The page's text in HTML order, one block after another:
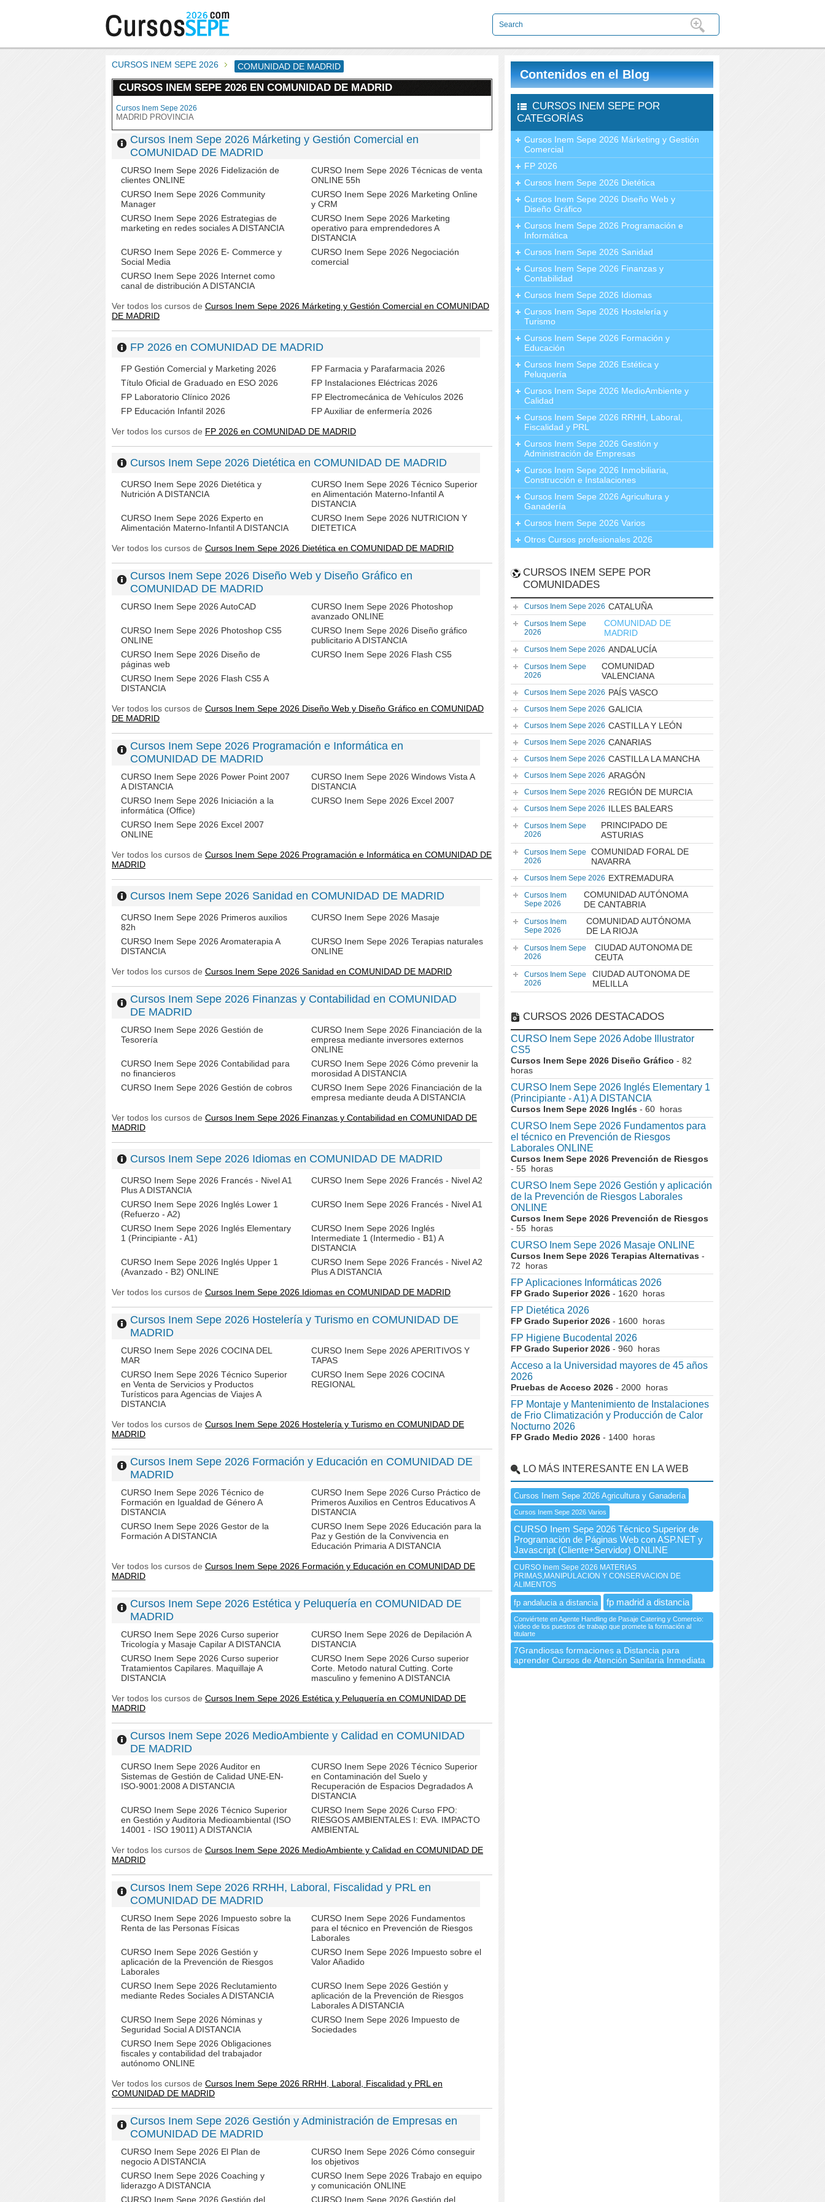
CURSOS INEM SEPE 2026 COMUNIDAD DE MADRID
CURSOS INEM SEPE 2026 EN COMUNIDAD DE MADRID
Cursos Inem Sepe 2026
MADRID PROVINCIA
Cursos Inem Sepe 2026 Márketing y Gestión Comercial en
COMUNIDAD DE MADRID
CURSO Inem Sepe 2026 Fidelización de
clientes ONLINE
CURSO Inem Sepe 2026 Técnicas de venta
ONLINE 55h
CURSO Inem Sepe 2026 Community
Manager
CURSO Inem Sepe 2026 Marketing Online
y CRM
CURSO Inem Sepe 2026 Estrategias de
marketing en redes sociales A DISTANCIA
CURSO Inem Sepe 2026 Marketing
operativo para emprendedores A
DISTANCIA
CURSO Inem Sepe 2026 E- Commerce y
Social Media
CURSO Inem Sepe 2026 Negociación
comercial
CURSO Inem Sepe 2026 Internet como
canal de distribución A DISTANCIA
Ver todos los cursos de Cursos Inem Sepe 2026 Márketing y Gestión Comercial en COMUNIDAD
DE MADRID
FP 2026 en COMUNIDAD DE MADRID
FP Gestión Comercial y Marketing 2026
FP Farmacia y Parafarmacia 2026
Título Oficial de Graduado en ESO 2026
FP Instalaciones Eléctricas 2026
FP Laboratorio Clínico 2026
FP Electromecánica de Vehículos 2026
FP Educación Infantil 2026
FP Auxiliar de enfermería 2026
Ver todos los cursos de FP 2026 en COMUNIDAD DE MADRID
Cursos Inem Sepe 2026 Dietética en COMUNIDAD DE MADRID
CURSO Inem Sepe 2026 Dietética y
Nutrición A DISTANCIA
CURSO Inem Sepe 2026 Técnico Superior
en Alimentación Materno-Infantil A
DISTANCIA
CURSO Inem Sepe 2026 Experto en
Alimentación Materno-Infantil A DISTANCIA
CURSO Inem Sepe 2026 NUTRICION Y
DIETETICA
Ver todos los cursos de Cursos Inem Sepe 2026 Dietética en COMUNIDAD DE MADRID
Cursos Inem Sepe 2026 Diseño Web y Diseño Gráfico en
COMUNIDAD DE MADRID
CURSO Inem Sepe 2026 AutoCAD
CURSO Inem Sepe 2026 Photoshop
avanzado ONLINE
CURSO Inem Sepe 2026 Photoshop CS5
ONLINE
CURSO Inem Sepe 2026 Diseño gráfico
publicitario A DISTANCIA
CURSO Inem Sepe 2026 Diseño de
páginas web
CURSO Inem Sepe 2026 Flash CS5
CURSO Inem Sepe 2026 Flash CS5 A
DISTANCIA
Ver todos los cursos de Cursos Inem Sepe 2026 Diseño Web y Diseño Gráfico en COMUNIDAD
DE MADRID
Cursos Inem Sepe 2026 Programación e Informática en
COMUNIDAD DE MADRID
CURSO Inem Sepe 2026 Power Point 2007
A DISTANCIA
CURSO Inem Sepe 2026 Windows Vista A
DISTANCIA
CURSO Inem Sepe 2026 Iniciación a la
informática (Office)
CURSO Inem Sepe 2026 Excel 2007
CURSO Inem Sepe 2026 Excel 2007
ONLINE
Ver todos los cursos de Cursos Inem Sepe 2026 Programación e Informática en COMUNIDAD DE
MADRID
Cursos Inem Sepe 2026 Sanidad en COMUNIDAD DE MADRID
CURSO Inem Sepe 2026 Primeros auxilios
82h
CURSO Inem Sepe 2026 Masaje
CURSO Inem Sepe 2026 Aromaterapia A
DISTANCIA
CURSO Inem Sepe 2026 Terapias naturales
ONLINE
Ver todos los cursos de Cursos Inem Sepe 2026 Sanidad en COMUNIDAD DE MADRID
Cursos Inem Sepe 2026 Finanzas y Contabilidad en COMUNIDAD
DE MADRID
CURSO Inem Sepe 2026 Gestión de
Tesorería
CURSO Inem Sepe 2026 Financiación de la
empresa mediante inversores externos
ONLINE
CURSO Inem Sepe 2026 Contabilidad para
no financieros
CURSO Inem Sepe 2026 Cómo prevenir la
morosidad A DISTANCIA
CURSO Inem Sepe 2026 Gestión de cobros
CURSO Inem Sepe 2026 Financiación de la
empresa mediante deuda A DISTANCIA
Ver todos los cursos de Cursos Inem Sepe 2026 Finanzas y Contabilidad en COMUNIDAD DE
MADRID
Cursos Inem Sepe 2026 Idiomas en COMUNIDAD DE MADRID
CURSO Inem Sepe 2026 Francés - Nivel A1
Plus A DISTANCIA
CURSO Inem Sepe 2026 Francés - Nivel A2
CURSO Inem Sepe 2026 Inglés Lower 1
(Refuerzo - A2)
CURSO Inem Sepe 2026 Francés - Nivel A1
CURSO Inem Sepe 2026 Inglés Elementary
1 (Principiante - A1)
CURSO Inem Sepe 2026 Inglés
Intermediate 1 (Intermedio - B1) A
DISTANCIA
CURSO Inem Sepe 2026 Inglés Upper 1
(Avanzado - B2) ONLINE
CURSO Inem Sepe 2026 Francés - Nivel A2
Plus A DISTANCIA
Ver todos los cursos de Cursos Inem Sepe 2026 Idiomas en COMUNIDAD DE MADRID
Cursos Inem Sepe 2026 Hostelería y Turismo en COMUNIDAD DE
MADRID
CURSO Inem Sepe 2026 COCINA DEL
MAR
CURSO Inem Sepe 2026 APERITIVOS Y
TAPAS
CURSO Inem Sepe 2026 Técnico Superior
en Venta de Servicios y Productos
Turísticos para Agencias de Viajes A
DISTANCIA
CURSO Inem Sepe 2026 COCINA
REGIONAL
Ver todos los cursos de Cursos Inem Sepe 2026 Hostelería y Turismo en COMUNIDAD DE
MADRID
Cursos Inem Sepe 2026 Formación y Educación en COMUNIDAD DE
MADRID
CURSO Inem Sepe 2026 Técnico de
Formación en Igualdad de Género A
DISTANCIA
CURSO Inem Sepe 2026 Curso Práctico de
Primeros Auxilios en Centros Educativos A
DISTANCIA
CURSO Inem Sepe 2026 Gestor de la
Formación A DISTANCIA
CURSO Inem Sepe 2026 Educación para la
Paz y Gestión de la Convivencia en
Educación Primaria A DISTANCIA
Ver todos los cursos de Cursos Inem Sepe 2026 Formación y Educación en COMUNIDAD DE
MADRID
Cursos Inem Sepe 2026 Estética y Peluquería en COMUNIDAD DE
MADRID
CURSO Inem Sepe 2026 Curso superior
Tricología y Masaje Capilar A DISTANCIA
CURSO Inem Sepe 2026 de Depilación A
DISTANCIA
CURSO Inem Sepe 2026 Curso superior
Tratamientos Capilares. Maquillaje A
DISTANCIA
CURSO Inem Sepe 2026 Curso superior
Corte. Metodo natural Cutting. Corte
masculino y femenino A DISTANCIA
Ver todos los cursos de Cursos Inem Sepe 2026 Estética y Peluquería en COMUNIDAD DE
MADRID
Cursos Inem Sepe 2026 MedioAmbiente y Calidad en COMUNIDAD
DE MADRID
CURSO Inem Sepe 2026 Auditor en
Sistemas de Gestión de Calidad UNE-EN-
ISO-9001:2008 A DISTANCIA
CURSO Inem Sepe 2026 Técnico Superior
en Contaminación del Suelo y
Recuperación de Espacios Degradados A
DISTANCIA
CURSO Inem Sepe 2026 Técnico Superior
en Gestión y Auditoria Medioambiental (ISO
14001 - ISO 19011) A DISTANCIA
CURSO Inem Sepe 2026 Curso FPO:
RIESGOS AMBIENTALES I: EVA. IMPACTO
AMBIENTAL
Ver todos los cursos de Cursos Inem Sepe 2026 MedioAmbiente y Calidad en COMUNIDAD DE
MADRID
Cursos Inem Sepe 2026 RRHH, Laboral, Fiscalidad y PRL en
COMUNIDAD DE MADRID
CURSO Inem Sepe 2026 Impuesto sobre la
Renta de las Personas Físicas
CURSO Inem Sepe 2026 Fundamentos
para el técnico en Prevención de Riesgos
Laborales
CURSO Inem Sepe 2026 Gestión y
aplicación de la Prevención de Riesgos
Laborales
CURSO Inem Sepe 2026 Impuesto sobre el
Valor Añadido
CURSO Inem Sepe 2026 Reclutamiento
mediante Redes Sociales A DISTANCIA
CURSO Inem Sepe 2026 Gestión y
aplicación de la Prevención de Riesgos
Laborales A DISTANCIA
CURSO Inem Sepe 2026 Nóminas y
Seguridad Social A DISTANCIA
CURSO Inem Sepe 2026 Impuesto de
Sociedades
CURSO Inem Sepe 2026 Obligaciones
fiscales y contabilidad del trabajador
autónomo ONLINE
Ver todos los cursos de Cursos Inem Sepe 2026 RRHH, Laboral, Fiscalidad y PRL en
COMUNIDAD DE MADRID
Cursos Inem Sepe 2026 Gestión y Administración de Empresas en
COMUNIDAD DE MADRID
CURSO Inem Sepe 2026 El Plan de
negocio A DISTANCIA
CURSO Inem Sepe 2026 Cómo conseguir
los objetivos
CURSO Inem Sepe 2026 Coaching y
liderazgo A DISTANCIA
CURSO Inem Sepe 2026 Trabajo en equipo
y comunicación ONLINE
CURSO Inem Sepe 2026 Gestión del
CURSO Inem Sepe 2026 Gestión del
Contenidos en el Blog
CURSOS INEM SEPE POR
CATEGORÍAS
Cursos Inem Sepe 2026 Márketing y Gestión
Comercial
FP 2026
Cursos Inem Sepe 2026 Dietética
Cursos Inem Sepe 2026 Diseño Web y
Diseño Gráfico
Cursos Inem Sepe 2026 Programación e
Informática
Cursos Inem Sepe 2026 Sanidad
Cursos Inem Sepe 2026 Finanzas y
Contabilidad
Cursos Inem Sepe 2026 Idiomas
Cursos Inem Sepe 2026 Hostelería y
Turismo
Cursos Inem Sepe 2026 Formación y
Educación
Cursos Inem Sepe 2026 Estética y
Peluquería
Cursos Inem Sepe 2026 MedioAmbiente y
Calidad
Cursos Inem Sepe 2026 RRHH, Laboral,
Fiscalidad y PRL
Cursos Inem Sepe 2026 Gestión y
Administración de Empresas
Cursos Inem Sepe 2026 Inmobiliaria,
Construcción e Instalaciones
Cursos Inem Sepe 2026 Agricultura y
Ganadería
Cursos Inem Sepe 2026 Varios
Otros Cursos profesionales 2026
CURSOS INEM SEPE POR
COMUNIDADES
Cursos Inem Sepe 2026 CATALUÑA
Cursos Inem Sepe
2026
COMUNIDAD DE
MADRID
Cursos Inem Sepe 2026 ANDALUCÍA
Cursos Inem Sepe
2026
COMUNIDAD
VALENCIANA
Cursos Inem Sepe 2026 PAÍS VASCO
Cursos Inem Sepe 2026 GALICIA
Cursos Inem Sepe 2026 CASTILLA Y LEÓN
Cursos Inem Sepe 2026 CANARIAS
Cursos Inem Sepe 2026 CASTILLA LA MANCHA
Cursos Inem Sepe 2026 ARAGÓN
Cursos Inem Sepe 2026 REGIÓN DE MURCIA
Cursos Inem Sepe 2026 ILLES BALEARS
Cursos Inem Sepe
2026
PRINCIPADO DE
ASTURIAS
Cursos Inem Sepe
2026
COMUNIDAD FORAL DE
NAVARRA
Cursos Inem Sepe 2026 EXTREMADURA
Cursos Inem
Sepe 2026
COMUNIDAD AUTÓNOMA
DE CANTABRIA
Cursos Inem
Sepe 2026
COMUNIDAD AUTÓNOMA
DE LA RIOJA
Cursos Inem Sepe
2026
CIUDAD AUTONOMA DE
CEUTA
Cursos Inem Sepe
2026
CIUDAD AUTONOMA DE
MELILLA
CURSOS 2026 DESTACADOS
CURSO Inem Sepe 2026 Adobe Illustrator
CS5
Cursos Inem Sepe 2026 Diseño Gráfico - 82
horas
CURSO Inem Sepe 2026 Inglés Elementary 1
(Principiante - A1) A DISTANCIA
Cursos Inem Sepe 2026 Inglés - 60 horas
CURSO Inem Sepe 2026 Fundamentos para
el técnico en Prevención de Riesgos
Laborales ONLINE
Cursos Inem Sepe 2026 Prevención de Riesgos
- 55 horas
CURSO Inem Sepe 2026 Gestión y aplicación
de la Prevención de Riesgos Laborales
ONLINE
Cursos Inem Sepe 2026 Prevención de Riesgos
- 55 horas
CURSO Inem Sepe 2026 Masaje ONLINE
Cursos Inem Sepe 2026 Terapias Alternativas -
72 horas
FP Aplicaciones Informáticas 2026
FP Grado Superior 2026 - 1620 horas
FP Dietética 2026
FP Grado Superior 2026 - 1600 horas
FP Higiene Bucodental 2026
FP Grado Superior 2026 - 960 horas
Acceso a la Universidad mayores de 45 años
2026
Pruebas de Acceso 2026 - 2000 horas
FP Montaje y Mantenimiento de Instalaciones
de Frio Climatización y Producción de Calor
Nocturno 2026
FP Grado Medio 2026 - 1400 horas
LO MÁS INTERESANTE EN LA WEB
Cursos Inem Sepe 2026 Agricultura y Ganadería
Cursos Inem Sepe 2026 Varios
CURSO Inem Sepe 2026 Técnico Superior de
Programación de Páginas Web con ASP.NET y
Javascript (Cliente+Servidor) ONLINE
CURSO Inem Sepe 2026 MATERIAS
PRIMAS,MANIPULACION Y CONSERVACION DE
ALIMENTOS
fp andalucia a distancia fp madrid a distancia
Conviértete en Agente Handling de Pasaje Catering y Comercio:
vídeo de los puestos de trabajo que promete la formación al
titularte
7Grandiosas formaciones a Distancia para
aprender Cursos de Atención Sanitaria Inmediata